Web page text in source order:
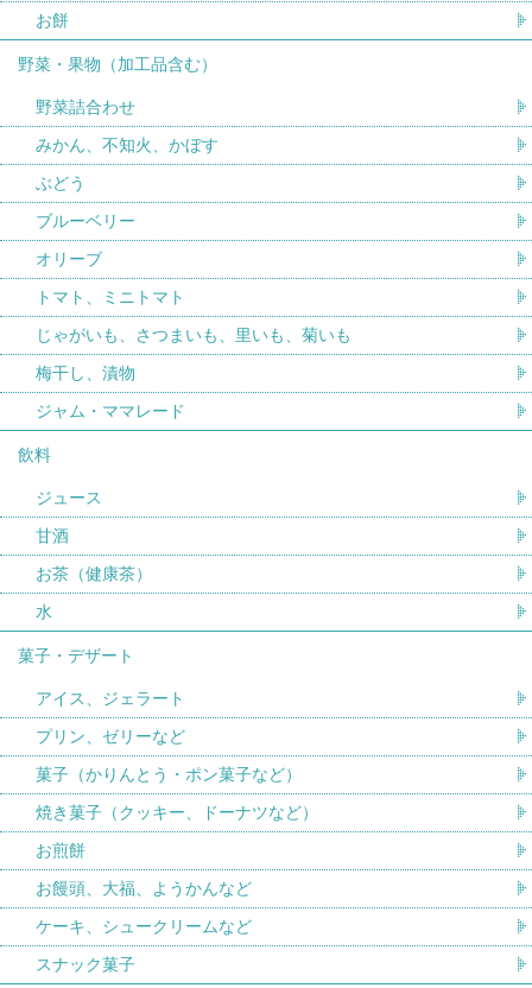
お餅
野菜・果物（加工品含む）
野菜詰合わせ
みかん、不知火、かぼす
ぶどう
ブルーベリー
オリーブ
トマト、ミニトマト
じゃがいも、さつまいも、里いも、菊いも
梅干し、漬物
ジャム・ママレード
飲料
ジュース
甘酒
お茶（健康茶）
水
菓子・デザート
アイス、ジェラート
プリン、ゼリーなど
菓子（かりんとう・ポン菓子など）
焼き菓子（クッキー、ドーナツなど）
お煎餅
お饅頭、大福、ようかんなど
ケーキ、シュークリームなど
スナック菓子